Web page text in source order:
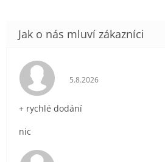
Hodnocení obchodu je
5.8.2026
+ rychlé dodání
nic